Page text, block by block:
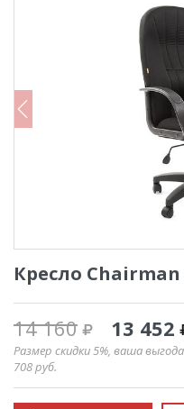
Кресло Chairman
14 160 13 452
Размер скидки 5%, ваша выгода
708руб.